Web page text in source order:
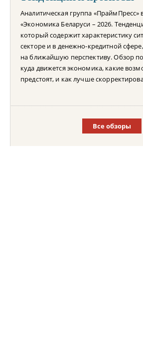
Аналитическая группа «ПраймПресс»
«Экономика Беларуси – 2026.
который содержит характеристику
секторе и в денежно-кредитной
на ближайшую перспективу. Обзор
куда движется экономика, какие
предстоят, и как лучше
Все обзоры